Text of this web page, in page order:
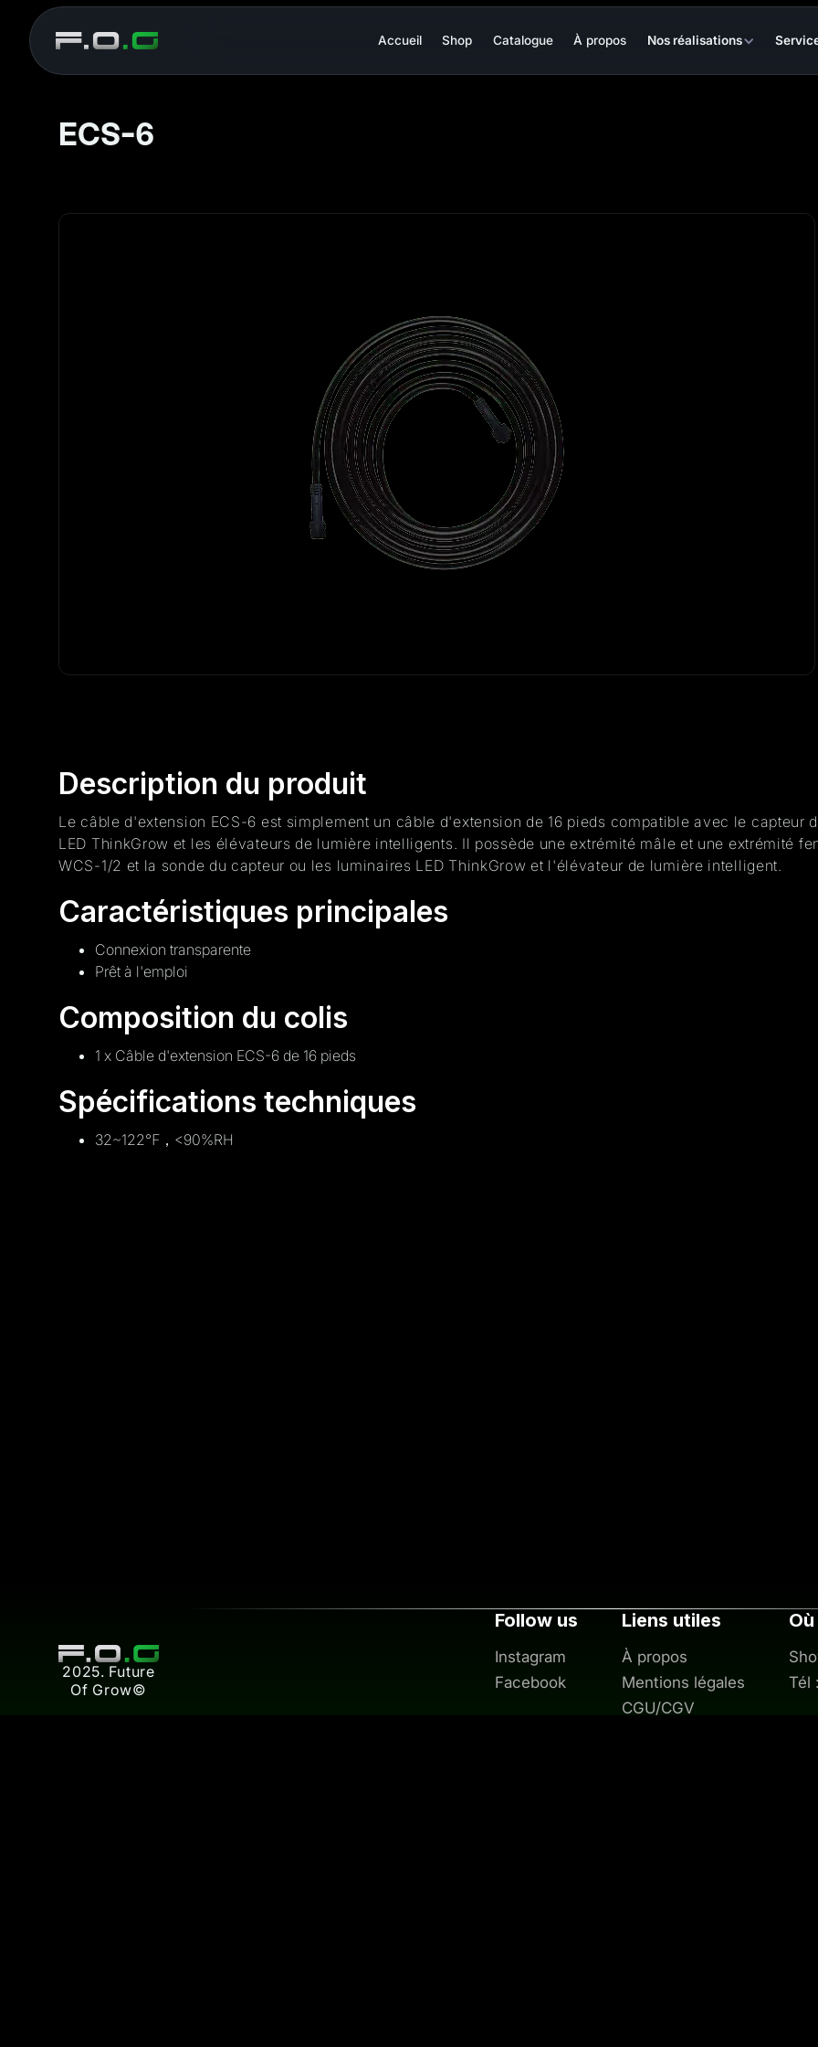
Accueil Shop Catalogue À propos Nos réalisations
ECS-6
Description du produit
Le câble d'extension ECS-6 est simplement un câble d'extension de 16 pieds compatible avec le capteur
LED ThinkGrow et les élévateurs de lumière intelligents. Il possède une extrémité mâle et une extrémité
WCS-1/2 et la sonde du capteur ou les luminaires LED ThinkGrow et l'élévateur de lumière intelligent.
Caractéristiques principales
Connexion transparente
Prêt à l'emploi
Composition du colis
1 x Câble d'extension ECS-6 de 16 pieds
Spécifications techniques
32~122℉，<90%RH
2025. Future
Of Grow©
Follow us
Instagram
Facebook
Liens utiles
À propos
Mentions légales
CGU/CGV
Tél